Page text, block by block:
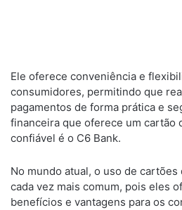
Ele oferece conveniência e
consumidores, permitindo que
pagamentos de forma prática e
financeira que oferece um cartão
confiável é o C6 Bank.
No mundo atual, o uso de
cada vez mais comum, pois eles
benefícios e vantagens para os